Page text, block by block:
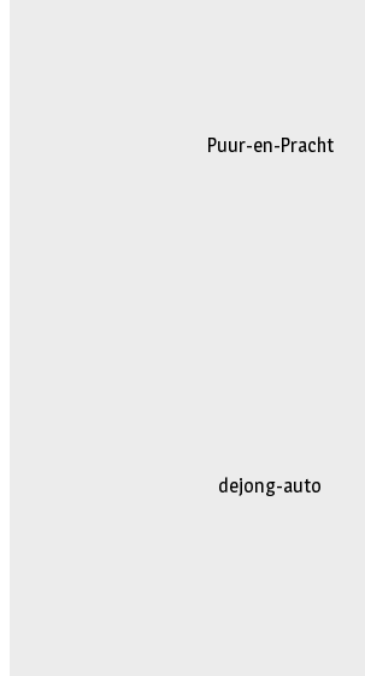
Puur-en-Pracht
dejong-auto